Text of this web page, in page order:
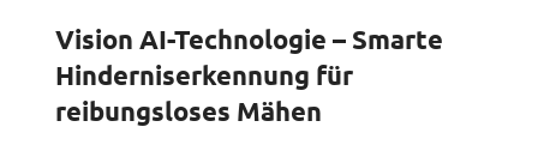
Vision AI-Technologie – Smarte
Hinderniserkennung für
reibungsloses Mähen